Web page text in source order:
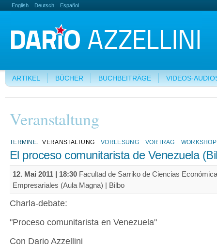
English Deutsch Español
ARTIKEL BÜCHER BUCHBEITRÄGE VIDEOS-
Veranstaltung
TERMINE: VERANSTALTUNG VORLESUNG VORTRAG WORKSHOP
El proceso comunitarista de Venezuela
12. Mai 2011 | 18:30 Facultad de Sarriko de Ciencias
Empresariales (Aula Magna) | Bilbo
Charla-debate:
"Proceso comunitarista en Venezuela"
Con Dario Azzellini